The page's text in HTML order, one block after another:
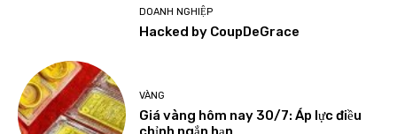
DOANH NGHIỆP
Hacked by CoupDeGrace
VÀNG
Giá vàng hôm nay 30/7: Áp lực điều